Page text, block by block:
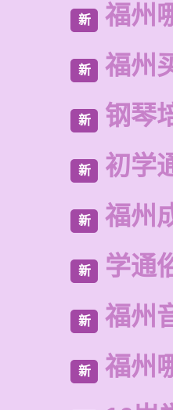
新 福州
新 福州
新 钢琴
新 初学
新 福州
新 学通
新 福州
新 福州